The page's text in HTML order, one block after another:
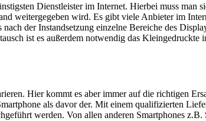
Dienstleister im Internet. Hierbei muss
weitergegeben wird. Es gibt viele Anbieter im
der Instandsetzung einzelne Bereiche des
ist es außerdem notwendig das
Hier kommt es aber immer auf die richtigen
als davor der. Mit einem qualifizierten
werden. Von allen anderen Smartphones